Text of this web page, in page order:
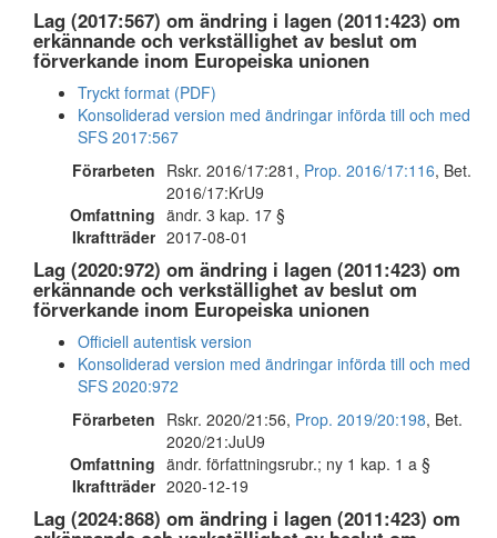
Lag (2017:567) om ändring i lagen (2011:423) om
erkännande och verkställighet av beslut om
förverkande inom Europeiska unionen
Tryckt format (PDF)
Konsoliderad version med ändringar införda till och med
SFS 2017:567
Förarbeten Rskr. 2016/17:281, Prop. 2016/17:116, Bet.
2016/17:KrU9
Omfattning ändr. 3 kap. 17 §
Ikraftträder 2017-08-01
Lag (2020:972) om ändring i lagen (2011:423) om
erkännande och verkställighet av beslut om
förverkande inom Europeiska unionen
Officiell autentisk version
Konsoliderad version med ändringar införda till och med
SFS 2020:972
Förarbeten Rskr. 2020/21:56, Prop. 2019/20:198, Bet.
2020/21:JuU9
Omfattning ändr. författningsrubr.; ny 1 kap. 1 a §
Ikraftträder 2020-12-19
Lag (2024:868) om ändring i lagen (2011:423) om